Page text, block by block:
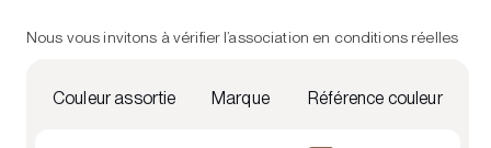
Nous vous invitons à vérifier l’association en conditions réelles
Couleur assortie Marque Référence couleur